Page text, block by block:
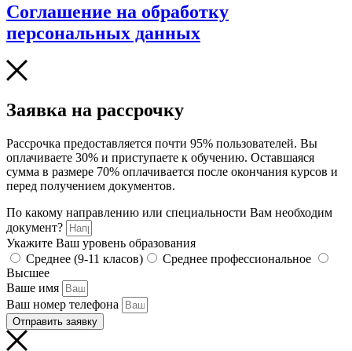
Соглашение на обработку
персональных данных
Заявка на рассрочку
Рассрочка предоставляется почти 95% пользователей. Вы
оплачиваете 30% и приступаете к обучению. Оставшаяся
сумма в размере 70% оплачивается после окончания курсов и
перед получением документов.
По какому направлению или специальности Вам необходим
документ?
Укажите Ваш уровень образования
Среднее (9-11 класов)
Среднее профессиональное
Высшее
Ваше имя
Ваш номер телефона
Отправить заявку